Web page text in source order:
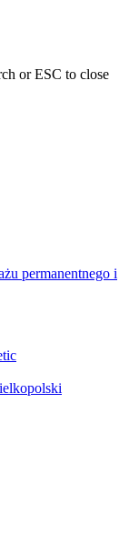
or ESC to close
permanentnego i